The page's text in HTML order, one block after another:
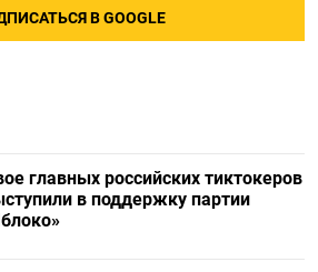
В GOOGLE
главных российских тиктокеров
в поддержку партии